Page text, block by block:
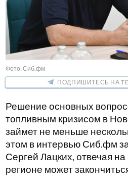
Фото: Сиб.фм
ПОДПИШИТЕСЬ НА
Решение основных
топливным кризисом в
займет не меньше
этом в интервью Сиб.фм
Сергей Лацких, отвечая на
регионе может